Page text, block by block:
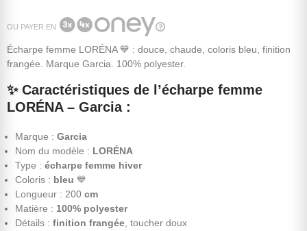
OU PAYER EN
Écharpe femme LORÉNA 💙 : douce, chaude, coloris bleu, finition
frangée. Marque Garcia. 100% polyester.
✨ Caractéristiques de l’écharpe femme
LORÉNA – Garcia :
Marque : Garcia
Nom du modèle : LORÉNA
Type : écharpe femme hiver
Coloris : bleu 💙
Longueur : 200 cm
Matière : 100% polyester
Détails : finition frangée , toucher doux